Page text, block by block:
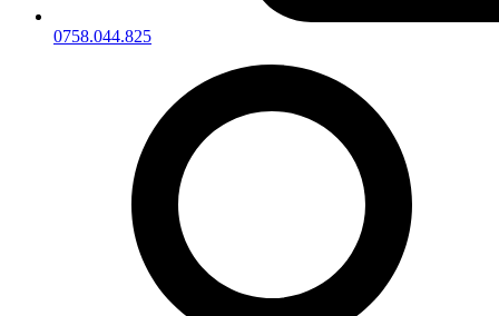
0758.044.825